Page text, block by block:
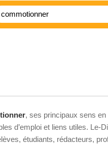
, ses principaux sens
d’emploi et liens utiles. Le-
étudiants, rédacteurs,